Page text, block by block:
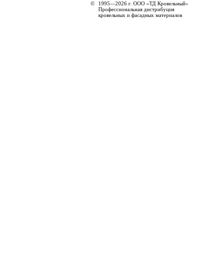
©
1995—2026 г. ООО «ТД Кровельный»
Профессиональная дистрибуция
кровельных и фасадных материалов